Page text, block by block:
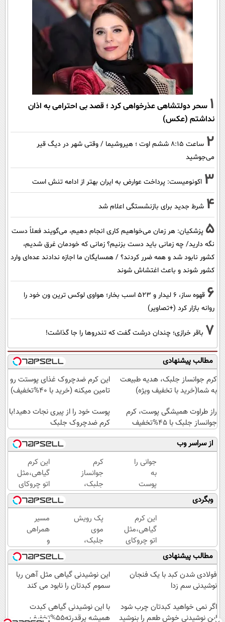
1 سحر دولتشاهی عذرخواهی کرد ؛ قصد بی احترامی به اذان
نداشتم (عکس)
2
ساعت ۸:۱۵ ششم اوت ؛ هیروشیما / وقتی شهر در دیگ قیر
می‌جوشید
3 اکونومیست: پرداخت عوارض به ایران بهتر از ادامه تنش است
4 شرط جدید برای بازنشستگی اعلام شد
5 پزشکیان: هر زمان می‌خواهیم کاری انجام دهیم، می‌گویند فعلاً دست
نگه دارید/ چه زمانی باید دست بزنیم؟ زمانی که خودمان غرق شدیم،
کشور نابود شد و همه ضرر کردند؟ / همسایگان ما اجازه ندادند عده‌ای وارد
کشور شوند و باعث اغتشاش شوند
6
قهوه ساز، 6 لیدار و 523 اسب بخار؛ هواوی لوکس ترین ون خود را
روانه بازار کرد (+تصاویر)
7 باقر خرازی؛ چندان درشت گفت که تندروها را جا گذاشت!
مطالب پیشنهادی
کرم جوانساز جلبک، هدیه طبیعت
به شما(خرید با تخفیف ویژه)
این کرم ضدچروک غذای پوستت رو
تامین میکنه (خرید با 40%تخفیف)
راز طراوت همیشگی پوست، کرم
جوانساز جلبک با 45%تخفیف
پوست خود را از پیری نجات دهید!با
کرم ضدچروک جلبک
از سراسر وب
جوانی را
به
پوست
خود
هدیه
دهید...
کرم
جوانساز
جلبک،
هدیه
طبیعت به
شما(خرید
با تخفیف
ویژه)
این کرم
گیاهی،مثل
اتو چروکای
پوستتوصاف
میکنه!50%تخفیف
وبگردی
این کرم
گیاهی،مثل
اتو چروکای
پوستتوصاف
میکنه!50%تخفیف
پک رویش
موی
جلبک،
انتخاب
بهترین
ها(تخفیف
ویژه)
مسیر
همراهی
و
گزارش
عملکرد
گروه
اسنپ
۱۴۰۴
مطالب پیشنهادی
فولادی شدن کبد با یک فنجان
نوشیدنی سم زدا
این نوشیدنی گیاهی مثل آهن ربا
سموم کبدتان را نابود می کند
اگر نمی خواهید کبدتان چرب شود
این نوشیدنی خوش طعم را بنوشید
با این نوشیدنی گیاهی کبدت
همیشه پرقدرته55%تخفیف